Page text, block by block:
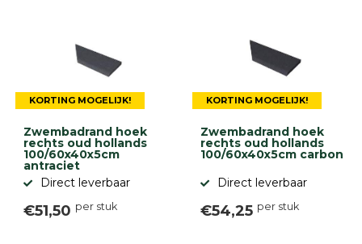
KORTING MOGELIJK!
Zwembadrand hoek
rechts oud hollands
100/60x40x5cm
antraciet
Direct leverbaar
€51,50 per stuk
KORTING MOGELIJK!
Zwembadrand hoek
rechts oud hollands
100/60x40x5cm carbon
Direct leverbaar
€54,25 per stuk